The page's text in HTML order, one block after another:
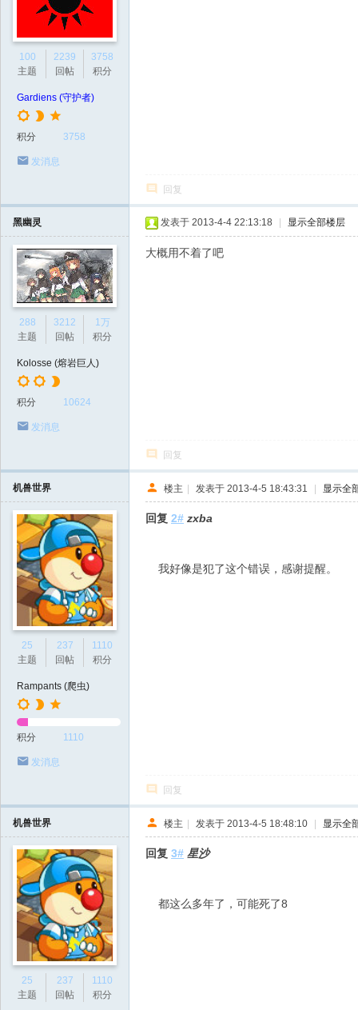
100
主题
2239
回帖
3758
积分
Gardiens (守护者)
积分 3758
发消息
回复
黑幽灵
288
主题
3212
回帖
1万
积分
Kolosse (熔岩巨人)
积分 10624
发消息
发表于 2013-4-4 22:13:18 显示全部楼层
大概用不着了吧
回复
机兽世界
25
主题
237
回帖
1110
积分
Rampants (爬虫)
积分 1110
发消息
楼主 | 发表于 2013-4-5 18:43:31 | 显示全
回复 2# zxba
我好像是犯了这个错误，感谢提醒。
回复
机兽世界
25
主题
237
回帖
1110
积分
楼主 | 发表于 2013-4-5 18:48:10 | 显示全
回复 3# 星沙
都这么多年了，可能死了8